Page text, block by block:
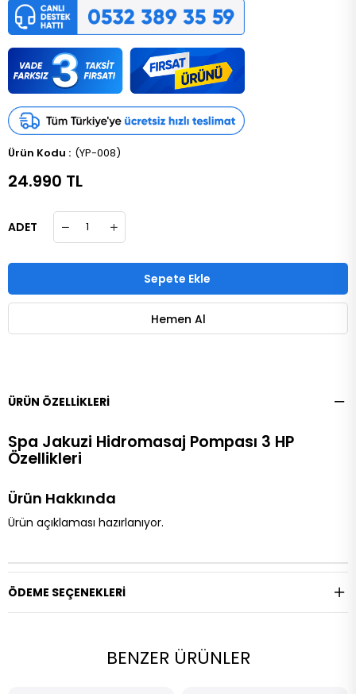
(YP-008)
24.990 TL
ADET
ÜRÜN ÖZELLIKLERI
Spa Jakuzi Hidromasaj Pompası 3 HP
Özellikleri
Ürün Hakkında
Ürün açıklaması hazırlanıyor.
ÖDEME SEÇENEKLERI
BENZER ÜRÜNLER